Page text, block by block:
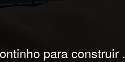
para construir .